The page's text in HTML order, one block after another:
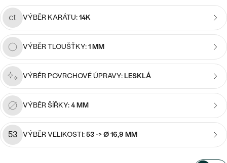
Wave kolekce
PROHLÉDNOUT
PODLE TVARU KAMENE
NA MÍRU
DIAMANTY
PROHLÉDNOUT
Personalizované
přívěsky
Nejprodávanější
prsteny
PROHLÉDNOUT
VÝBĚR KARÁTU:14K
VÝBĚR TLOUŠŤKY:1 MM
VÝBĚR POVRCHOVÉ ÚPRAVY:LESKLÁ
VÝBĚR ŠÍŘKY:4 MM
53 VÝBĚR VELIKOSTI:53 -> Ø 16,9 MM